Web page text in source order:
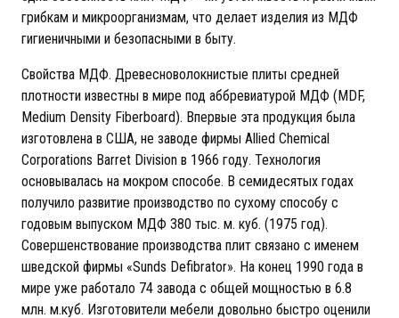
грибкам и микроорганизмам, что делает изделия из МДФ
гигиеничными и безопасными в быту.
Свойства МДФ. Древесноволокнистые плиты средней
плотности известны в мире под аббревиатурой МДФ (MDF,
Medium Density Fiberboard). Впервые эта продукция была
изготовлена в США, не заводе фирмы Allied Chemical
Corporations Barret Division в 1966 году. Технология
основывалась на мокром способе. В семидесятых годах
получило развитие производство по сухому способу с
годовым выпуском МДФ 380 тыс. м. куб. (1975 год).
Совершенствование производства плит связано с именем
шведской фирмы «Sunds Defibrator». На конец 1990 года в
мире уже работало 74 завода с общей мощностью в 6.8
млн. м.куб. Изготовители мебели довольно быстро оценили